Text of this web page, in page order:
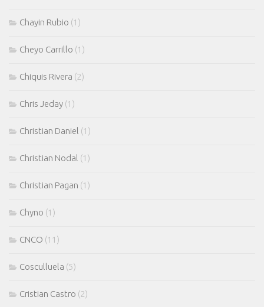
Chayin Rubio (1)
Cheyo Carrillo (1)
Chiquis Rivera (2)
Chris Jeday (1)
Christian Daniel (1)
Christian Nodal (1)
Christian Pagan (1)
Chyno (1)
CNCO (11)
Cosculluela (5)
Cristian Castro (2)